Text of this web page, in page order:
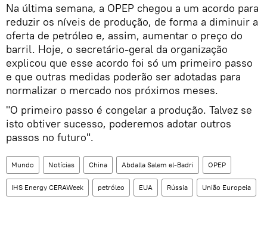
Na última semana, a OPEP chegou a um acordo para
reduzir os níveis de produção, de forma a diminuir a
oferta de petróleo e, assim, aumentar o preço do
barril. Hoje, o secretário-geral da organização
explicou que esse acordo foi só um primeiro passo
e que outras medidas poderão ser adotadas para
normalizar o mercado nos próximos meses.
"O primeiro passo é congelar a produção. Talvez se
isto obtiver sucesso, poderemos adotar outros
passos no futuro".
Mundo Notícias China Abdalla Salem el-Badri OPEP
IHS Energy CERAWeek petróleo EUA Rússia União Europeia